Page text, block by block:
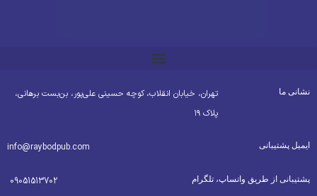
ما
تهران، خیابان انقلاب، کوچه حسینی علی‌پور، بن‌بست برهانی،
پلاک ۱۹
پشتیبانی info@raybodpub.com
از طریق واتساپ، تلگرام 09051513702